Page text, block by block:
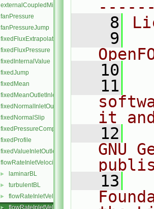
externalCoupledMixed
fanPressure
fanPressureJump
fixedFluxExtrapolatedPressure
fixedFluxPressure
fixedInternalValue
fixedJump
fixedMean
fixedMeanOutletInlet
fixedNormalInletOutletVelocity
fixedNormalSlip
fixedPressureCompressibleDensity
fixedProfile
fixedValueInletOutlet
flowRateInletVelocity
► laminarBL
► turbulentBL
► flowRateInletVelocityFvPatchVectorField.C
flowRateInletVelocityFvPatchVectorField.H
    8
    9
   10
   11
it
   12
GNU
   13